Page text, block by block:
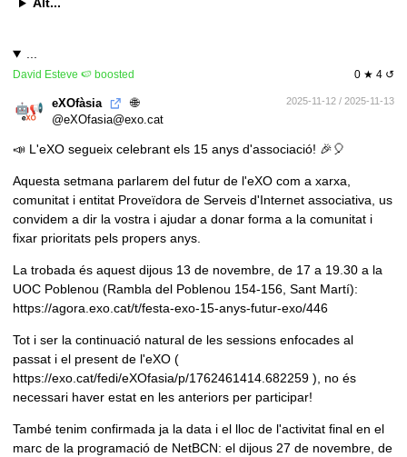
Alt...
...
0 ★ 4 ↺
David Esteve 🍉 boosted
eXOfàsia 🌐 2025-11-12 / 2025-11-13
@eXOfasia@exo.cat
📣 L'eXO segueix celebrant els 15 anys d'associació! 🎉🎈
Aquesta setmana parlarem del futur de l'eXO com a xarxa,
comunitat i entitat Proveïdora de Serveis d'Internet associativa, us
convidem a dir la vostra i ajudar a donar forma a la comunitat i
fixar prioritats pels propers anys.
La trobada és aquest dijous 13 de novembre, de 17 a 19.30 a la
UOC Poblenou (Rambla del Poblenou 154-156, Sant Martí):
https://agora.exo.cat/t/festa-exo-15-anys-futur-exo/446
Tot i ser la continuació natural de les sessions enfocades al
passat i el present de l'eXO (
https://exo.cat/fedi/eXOfasia/p/1762461414.682259 ), no és
necessari haver estat en les anteriors per participar!
També tenim confirmada ja la data i el lloc de l'activitat final en el
marc de la programació de NetBCN: el dijous 27 de novembre, de